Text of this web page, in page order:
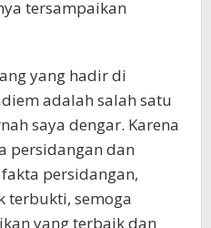
tersampaikan
yang hadir di
adalah salah satu
saya dengar. Karena
persidangan dan
persidangan,
semoga
yang terbaik dan